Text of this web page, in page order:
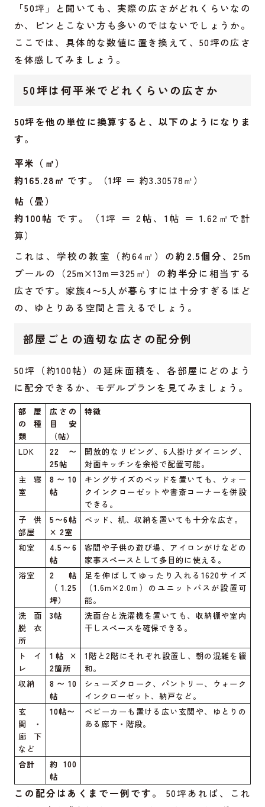
「50坪」と聞いても、実際の広さがどれくらいなの
か、ピンとこない方も多いのではないでしょうか。
ここでは、具体的な数値に置き換えて、50坪の広さ
を体感してみましょう。
50坪は何平米でどれくらいの広さか
50坪を他の単位に換算すると、以下のようになりま
す。
平米（㎡）
約165.28㎡ です。（1坪 ＝ 約3.30578㎡）
帖（畳）
約100帖 です。（1坪 ＝ 2帖、1帖 ＝ 1.62㎡で計
算）
これは、学校の教室（約64㎡）の約2.5個分、25m
プールの（25m×13m＝325㎡）の約半分 に相当する
広さです。家族4〜5人が暮らすには十分すぎるほど
の、ゆとりある空間と言えるでしょう。
部屋ごとの適切な広さの配分例
50坪（約100帖）の延床面積を、各部屋にどのよう
に配分できるか、モデルプランを見てみましょう。
部屋
の種
類
広さの
目安
（帖）
特徴
LDK
22〜
25帖
開放的なリビング、6人掛けダイニング、
対面キッチンを余裕で配置可能。
主寝
室
8〜10
帖
キングサイズのベッドを置いても、ウォー
クインクローゼットや書斎コーナーを併設
できる。
子供
部屋
5〜6帖
× 2室
ベッド、机、収納を置いても十分な広さ。
和室
4.5〜6
帖
客間や子供の遊び場、アイロンがけなどの
家事スペースとして多目的に使える。
浴室
2帖
（1.25
坪）
足を伸ばしてゆったり入れる1620サイズ
（1.6m×2.0m）のユニットバスが設置可
能。
洗面
脱衣
所
3帖
洗面台と洗濯機を置いても、収納棚や室内
干しスペースを確保できる。
トイ
レ
1帖 ×
2箇所
1階と2階にそれぞれ設置し、朝の混雑を緩
和。
収納
8〜10
帖
シューズクローク、パントリー、ウォーク
インクローゼット、納戸など。
玄
関・
廊下
など
10帖〜
ベビーカーも置ける広い玄関や、ゆとりの
ある廊下・階段。
合計
約100
帖
この配分はあくまで一例です。
50坪あれば、これ